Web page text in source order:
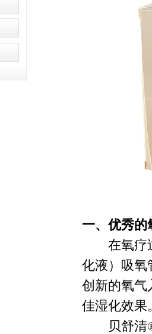
一、优秀的
在氧疗过
化液）吸氧
创新的氧气
佳湿化效果
贝舒清®